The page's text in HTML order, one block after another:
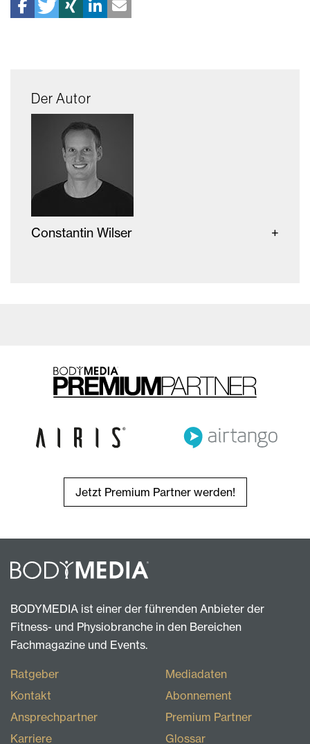
Der Autor
Constantin Wilser
Jetzt Premium Partner werden!
BODYMEDIA ist einer der führenden Anbieter der
Fitness- und Physiobranche in den Bereichen
Fachmagazine und Events.
Ratgeber
Kontakt
Ansprechpartner
Karriere
Mediadaten
Abonnement
Premium Partner
Glossar